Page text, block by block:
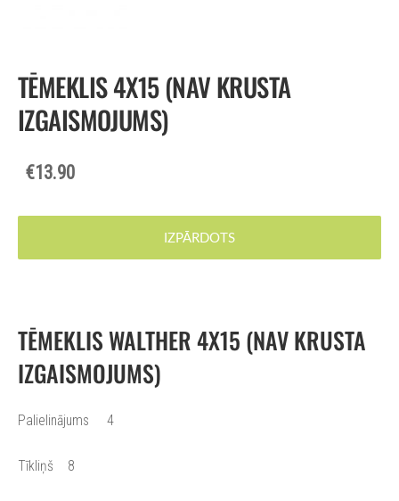
TĒMEKLIS 4X15 (NAV KRUSTA
IZGAISMOJUMS)
€13.90
IZPĀRDOTS
TĒMEKLIS WALTHER 4X15 (NAV KRUSTA
IZGAISMOJUMS)
Palielinājums 4
Tīkliņš 8